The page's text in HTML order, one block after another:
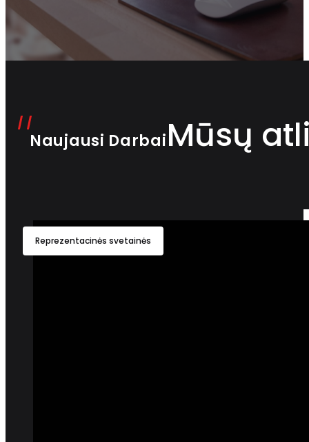
Naujausi DarbaiMūsų
Reprezentacinės svetainės